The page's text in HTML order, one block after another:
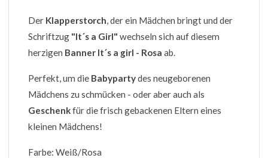
Der Klapperstorch, der ein Mädchen bringt und der
Schriftzug "It´s a Girl" wechseln sich auf diesem
herzigen Banner It´s a girl - Rosa ab.
Perfekt, um die Babypartydes neugeborenen
Mädchens zu schmücken - oder aber auch als
Geschenkfür die frisch gebackenen Eltern eines
kleinen Mädchens!
Farbe: Weiß/Rosa